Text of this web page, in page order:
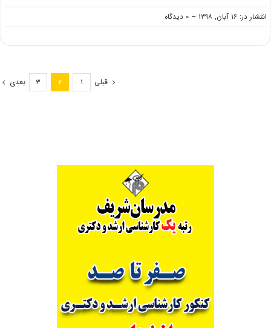
انتشار در: ۱۶ آبان, ۱۳۹۸ -- ۰ دیدگاه
on
تداوم
قبلی ۱ ۲ ۳ بعدی